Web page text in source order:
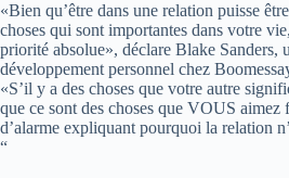
«Bien qu’être dans une relation puisse
choses qui sont importantes dans votre
priorité absolue», déclare Blake Sanders,
développement personnel chez
«S’il y a des choses que votre autre
que ce sont des choses que VOUS aimez
d’alarme expliquant pourquoi la relation
“